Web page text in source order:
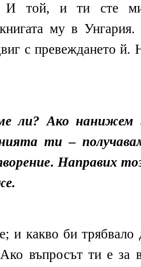
И той, и ти сте
му в
с превеждането й.
ли? Ако нанижем
ти –
.Направих
и какво би трябвало
въпросът ти е за